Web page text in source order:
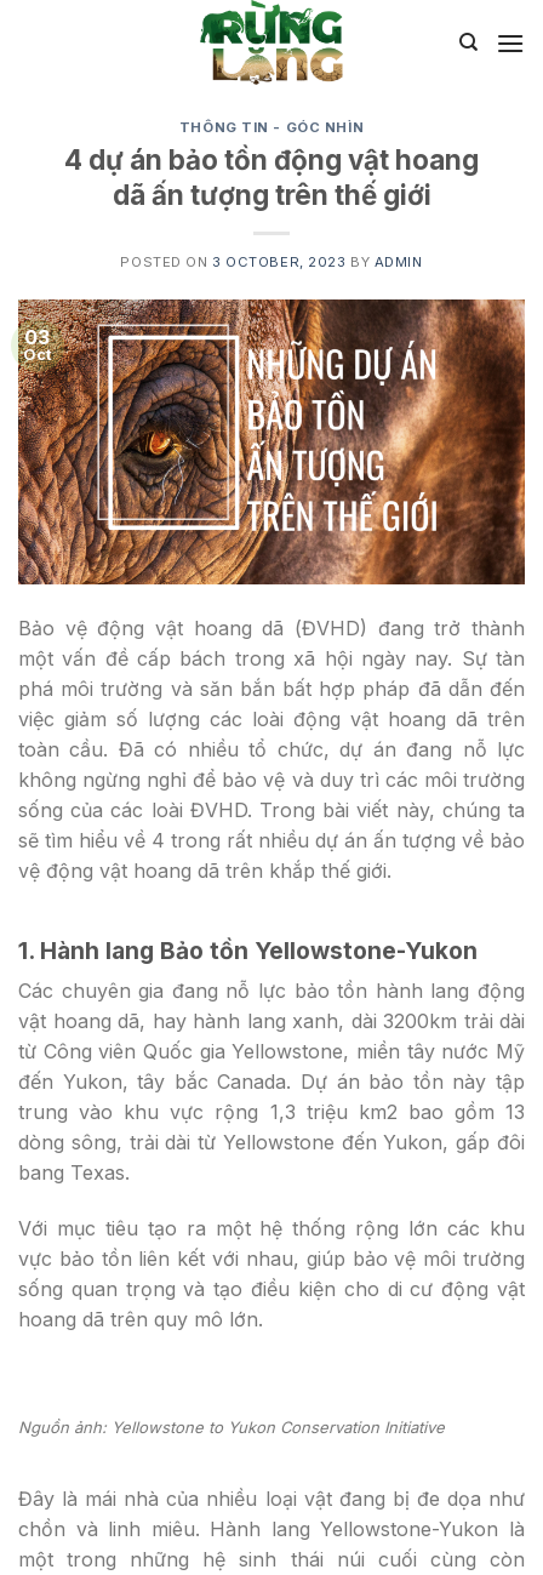
THÔNG TIN - GÓC NHÌN
4 dự án bảo tồn động vật hoang
dã ấn tượng trên thế giới
POSTED ON 3 OCTOBER, 2023 BY ADMIN
03
Oct
Bảo vệ động vật hoang dã (ĐVHD) đang trở thành
một vấn đề cấp bách trong xã hội ngày nay. Sự tàn
phá môi trường và săn bắn bất hợp pháp đã dẫn đến
việc giảm số lượng các loài động vật hoang dã trên
toàn cầu. Đã có nhiều tổ chức, dự án đang nỗ lực
không ngừng nghỉ để bảo vệ và duy trì các môi trường
sống của các loài ĐVHD. Trong bài viết này, chúng ta
sẽ tìm hiểu về 4 trong rất nhiều dự án ấn tượng về bảo
vệ động vật hoang dã trên khắp thế giới.
1. Hành lang Bảo tồn Yellowstone-Yukon
Các chuyên gia đang nỗ lực bảo tồn hành lang động
vật hoang dã, hay hành lang xanh, dài 3200km trải dài
từ Công viên Quốc gia Yellowstone, miền tây nước Mỹ
đến Yukon, tây bắc Canada. Dự án bảo tồn này tập
trung vào khu vực rộng 1,3 triệu km2 bao gồm 13
dòng sông, trải dài từ Yellowstone đến Yukon, gấp đôi
bang Texas.
Với mục tiêu tạo ra một hệ thống rộng lớn các khu
vực bảo tồn liên kết với nhau, giúp bảo vệ môi trường
sống quan trọng và tạo điều kiện cho di cư động vật
hoang dã trên quy mô lớn.
Nguồn ảnh: Yellowstone to Yukon Conservation Initiative
Đây là mái nhà của nhiều loại vật đang bị đe dọa như
chồn và linh miêu. Hành lang Yellowstone-Yukon là
một trong những hệ sinh thái núi cuối cùng còn